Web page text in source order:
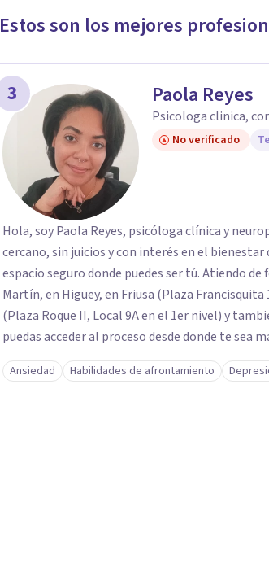
Estos son los mejores
3 Paola Reyes
Psicologa clinica,
No verificado
Hola, soy Paola Reyes, psicóloga clínica y
cercano, sin juicios y con interés en el
espacio seguro donde puedes ser tú. Atiendo
Martín, en Higüey, en Friusa (Plaza Francisquita
(Plaza Roque II, Local 9A en el 1er nivel) y
puedas acceder al proceso desde donde te sea
Ansiedad Habilidades de afrontamiento